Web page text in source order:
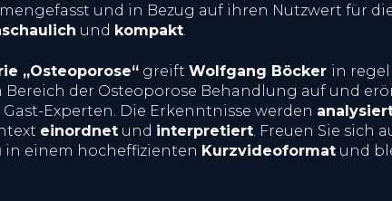
und in Bezug auf ihren Nutzwert für
und kompakt.
„Osteoporose“ greift Wolfgang Böcker in
Bereich der Osteoporose Behandlung auf und
Experten. Die Erkenntnisse werden
einordnet und interpretiert. Freuen Sie sich
in einem hocheffizienten Kurzvideoformat und